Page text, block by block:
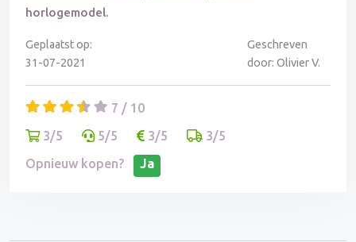
horlogemodel.
Geplaatst op:
31-07-2021
Geschreven
door: Olivier V.
7 / 10
3/5
5/5 3/5
3/5
Opnieuw kopen?
Ja